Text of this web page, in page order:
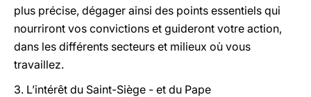
plus précise, dégager ainsi des points essentiels qui
nourriront vos convictions et guideront votre action,
dans les différents secteurs et milieux où vous
travaillez.
3. L’intérêt du Saint-Siège - et du Pape